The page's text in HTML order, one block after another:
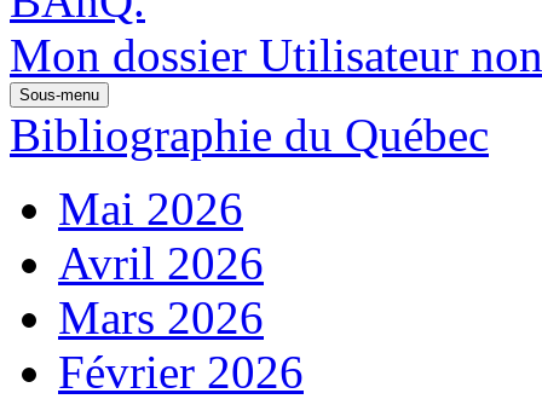
Mon dossier Utilisateur
Sous-menu
Bibliographie du Québec
Mai 2026
Avril 2026
Mars 2026
Février 2026